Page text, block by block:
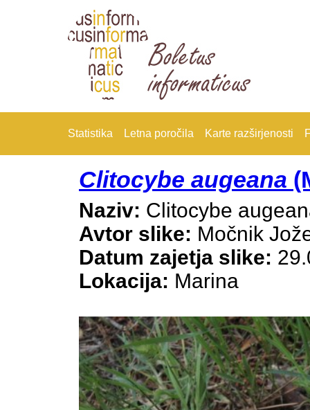
Statistika Letna poročila Karte razširjenosti
Clitocybe augeana
Naziv: Clitocybe
Avtor slike: Močnik
Datum zajetja slike:
Lokacija: Marina